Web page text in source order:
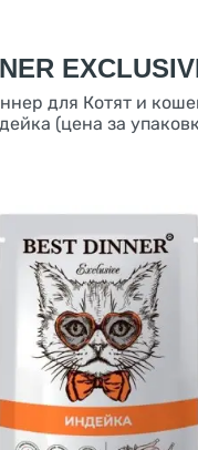
для Котят и
(цена за